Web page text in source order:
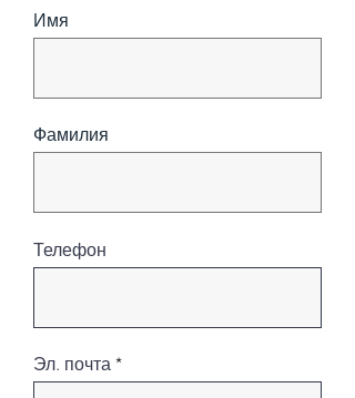
Имя
Фамилия
Телефон
Эл. почта